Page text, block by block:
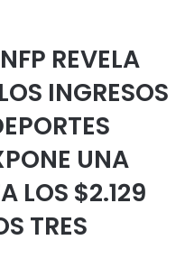
REVELA
INGRESOS
UNA
LOS $2.129
TRES